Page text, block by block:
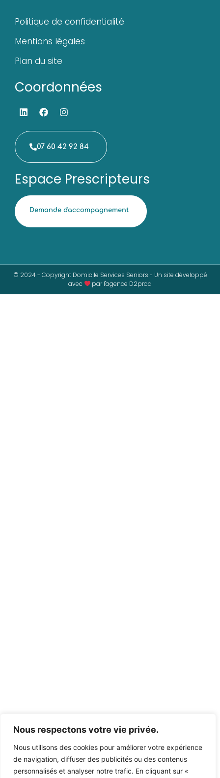
Nous respectons votre vie privée.
Nous utilisons des cookies pour améliorer votre expérience
de navigation, diffuser des publicités ou des contenus
personnalisés et analyser notre trafic. En cliquant sur «
Politique de confidentialité
Mentions légales
Plan du site
Coordonnées
07 60 42 92 84
Espace Prescripteurs
Demande d'accompagnement
© 2024 - Copyright Domicile Services Seniors - Un site développé
avec
par l'agence D2prod